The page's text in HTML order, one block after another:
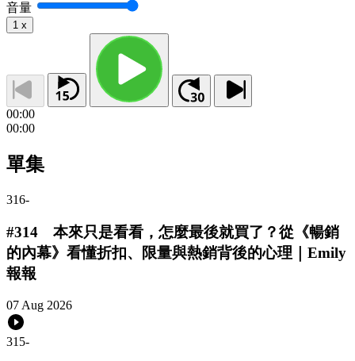
音量
1 x
00:00
00:00
單集
316-
#314 本來只是看看，怎麼最後就買了？從《暢銷
的內幕》看懂折扣、限量與熱銷背後的心理｜Emily
報報
07 Aug 2026
315-